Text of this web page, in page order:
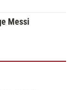
Messi